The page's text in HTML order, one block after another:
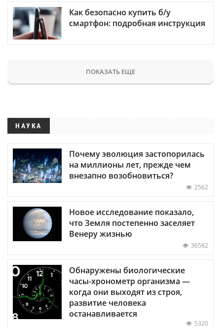
Как безопасно купить б/у
смартфон: подробная инструкция
ПОКАЗАТЬ ЕЩЕ
НАУКА
Почему эволюция застопорилась
на миллионы лет, прежде чем
внезапно возобновиться?
2562
Новое исследование показало,
что Земля постепенно заселяет
Венеру жизнью
36582
Обнаружены биологические
часы-хронометр организма —
когда они выходят из строя,
развитие человека
останавливается
5320